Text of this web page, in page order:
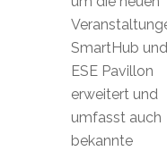
SmartHub und
ESE Pavillon
erweitert und
umfasst auch
bekannte